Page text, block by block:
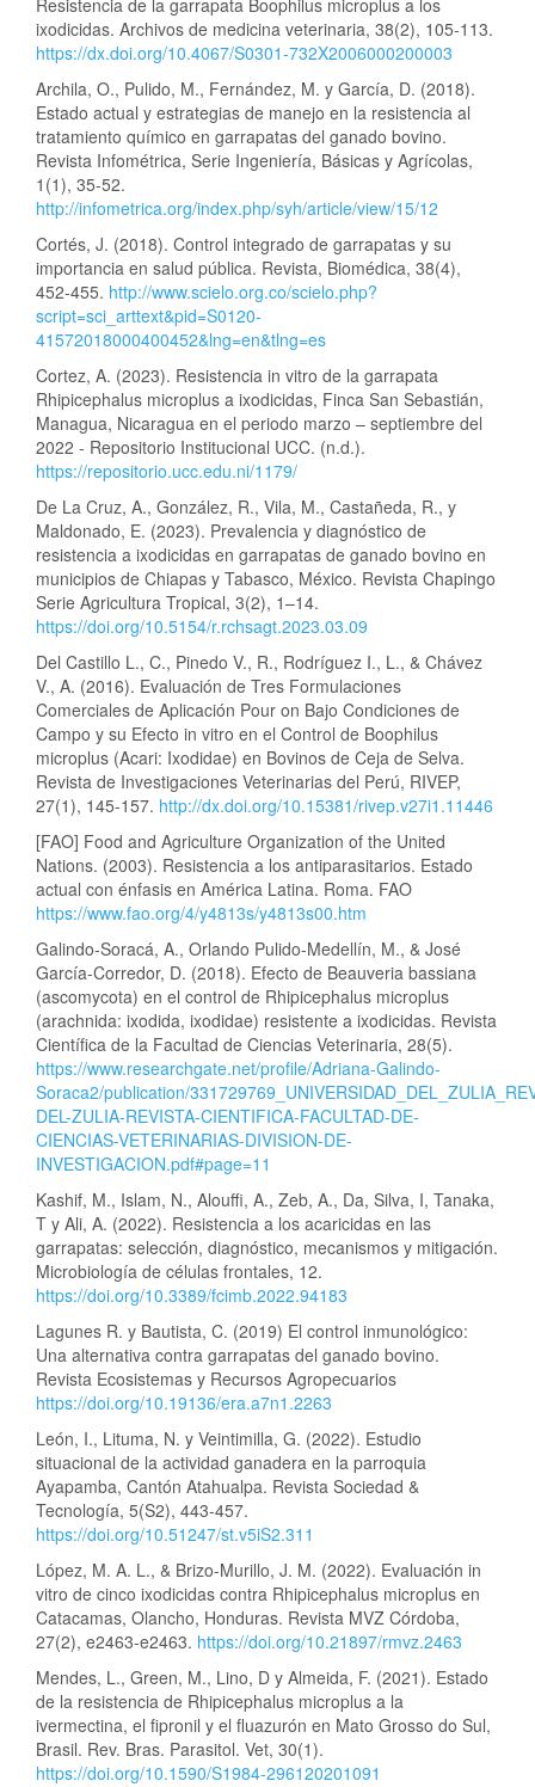
Resistencia de la garrapata Boophilus microplus a los
ixodicidas. Archivos de medicina veterinaria, 38(2), 105-113.
https://dx.doi.org/10.4067/S0301-732X2006000200003
Archila, O., Pulido, M., Fernández, M. y García, D. (2018).
Estado actual y estrategias de manejo en la resistencia al
tratamiento químico en garrapatas del ganado bovino.
Revista Infométrica, Serie Ingeniería, Básicas y Agrícolas,
1(1), 35-52.
http://infometrica.org/index.php/syh/article/view/15/12
Cortés, J. (2018). Control integrado de garrapatas y su
importancia en salud pública. Revista, Biomédica, 38(4),
452-455. http://www.scielo.org.co/scielo.php?
script=sci_arttext&pid=S0120-
41572018000400452&lng=en&tlng=es
Cortez, A. (2023). Resistencia in vitro de la garrapata
Rhipicephalus microplus a ixodicidas, Finca San Sebastián,
Managua, Nicaragua en el periodo marzo – septiembre del
2022 - Repositorio Institucional UCC. (n.d.).
https://repositorio.ucc.edu.ni/1179/
De La Cruz, A., González, R., Vila, M., Castañeda, R., y
Maldonado, E. (2023). Prevalencia y diagnóstico de
resistencia a ixodicidas en garrapatas de ganado bovino en
municipios de Chiapas y Tabasco, México. Revista Chapingo
Serie Agricultura Tropical, 3(2), 1–14.
https://doi.org/10.5154/r.rchsagt.2023.03.09
Del Castillo L., C., Pinedo V., R., Rodríguez I., L., & Chávez
V., A. (2016). Evaluación de Tres Formulaciones
Comerciales de Aplicación Pour on Bajo Condiciones de
Campo y su Efecto in vitro en el Control de Boophilus
microplus (Acari: Ixodidae) en Bovinos de Ceja de Selva.
Revista de Investigaciones Veterinarias del Perú, RIVEP,
27(1), 145-157. http://dx.doi.org/10.15381/rivep.v27i1.11446
[FAO] Food and Agriculture Organization of the United
Nations. (2003). Resistencia a los antiparasitarios. Estado
actual con énfasis en América Latina. Roma. FAO
https://www.fao.org/4/y4813s/y4813s00.htm
Galindo-Soracá, A., Orlando Pulido-Medellín, M., & José
García-Corredor, D. (2018). Efecto de Beauveria bassiana
(ascomycota) en el control de Rhipicephalus microplus
(arachnida: ixodida, ixodidae) resistente a ixodicidas. Revista
Científica de la Facultad de Ciencias Veterinaria, 28(5).
https://www.researchgate.net/profile/Adriana-Galindo-
Soraca2/publication/
DEL-ZULIA-REVISTA-CIENTIFICA-FACULTAD-DE-
CIENCIAS-VETERINARIAS-DIVISION-DE-
INVESTIGACION.pdf#page=11
Kashif, M., Islam, N., Alouffi, A., Zeb, A., Da, Silva, I, Tanaka,
T y Ali, A. (2022). Resistencia a los acaricidas en las
garrapatas: selección, diagnóstico, mecanismos y mitigación.
Microbiología de células frontales, 12.
https://doi.org/10.3389/fcimb.2022.94183
Lagunes R. y Bautista, C. (2019) El control inmunológico:
Una alternativa contra garrapatas del ganado bovino.
Revista Ecosistemas y Recursos Agropecuarios
https://doi.org/10.19136/era.a7n1.2263
León, I., Lituma, N. y Veintimilla, G. (2022). Estudio
situacional de la actividad ganadera en la parroquia
Ayapamba, Cantón Atahualpa. Revista Sociedad &
Tecnología, 5(S2), 443-457.
https://doi.org/10.51247/st.v5iS2.311
López, M. A. L., & Brizo-Murillo, J. M. (2022). Evaluación in
vitro de cinco ixodicidas contra Rhipicephalus microplus en
Catacamas, Olancho, Honduras. Revista MVZ Córdoba,
27(2), e2463-e2463. https://doi.org/10.21897/rmvz.2463
Mendes, L., Green, M., Lino, D y Almeida, F. (2021). Estado
de la resistencia de Rhipicephalus microplus a la
ivermectina, el fipronil y el fluazurón en Mato Grosso do Sul,
Brasil. Rev. Bras. Parasitol. Vet, 30(1).
https://doi.org/10.1590/S1984-296120201091